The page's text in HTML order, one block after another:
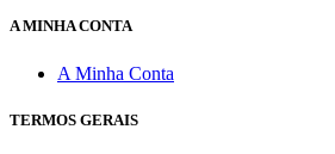
A MINHA CONTA
A Minha Conta
TERMOS GERAIS